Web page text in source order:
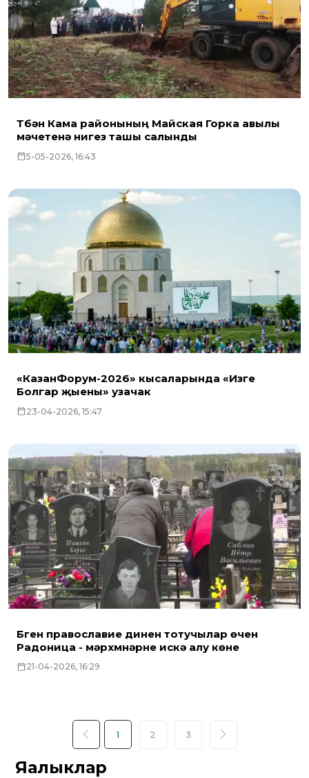
Түбән Кама районының Майская Горка авылы
мәчетенә нигез ташы салынды
5-05-2026, 16:43
«КазанФорум-2026» кысаларында «Изге
Болгар җыены» узачак
23-04-2026, 15:47
Бүген православие динен тотучылар өчен
Радоница - мәрхүмнәрне искә алу көне
21-04-2026, 16:29
1 2 3
Яңалыклар